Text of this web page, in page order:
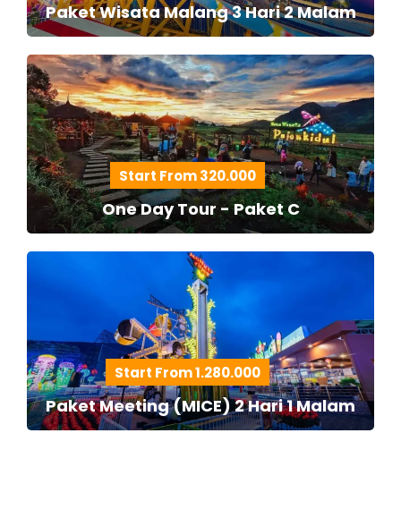
Paket Wisata Malang 3 Hari 2 Malam
Start From 320.000
One Day Tour - Paket C
Start From 1.280.000
Paket Meeting (MICE) 2 Hari 1 Malam